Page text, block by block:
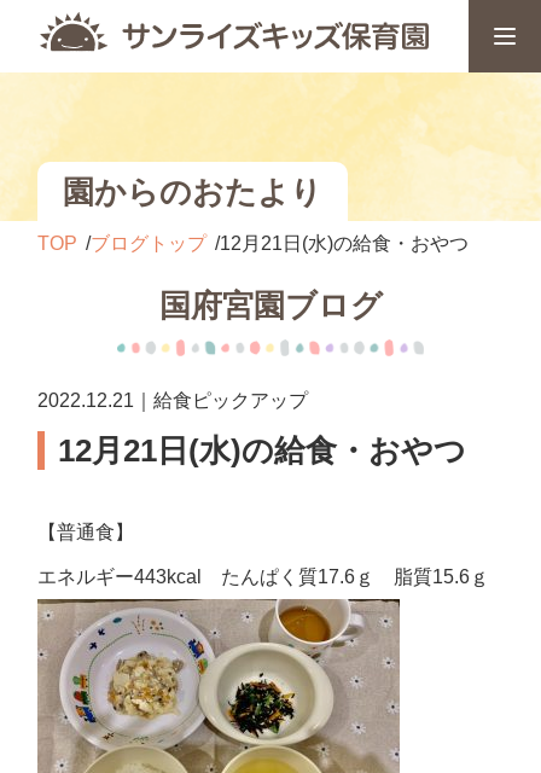
園からのおたより
TOP ブログトップ 12月21日(水)の給食・おやつ
国府宮園ブログ
2022.12.21｜給食ピックアップ
12月21日(水)の給食・おやつ
【普通食】
エネルギー443kcal たんぱく質17.6ｇ 脂質15.6ｇ